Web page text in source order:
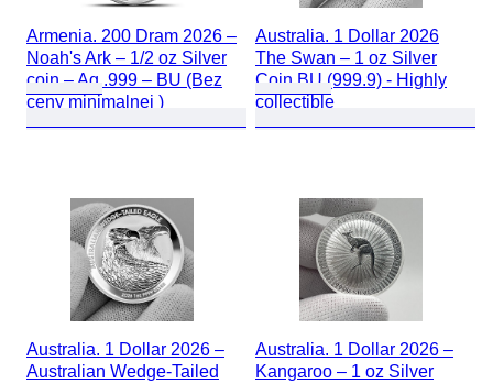
Armenia. 200 Dram 2026 –
Noah's Ark – 1/2 oz Silver
coin – Ag .999 – BU (Bez
ceny minimalnej )
Australia. 1 Dollar 2026
The Swan – 1 oz Silver
Coin BU (999.9) - Highly
collectible
Australia. 1 Dollar 2026 –
Australian Wedge-Tailed
Australia. 1 Dollar 2026 –
Kangaroo – 1 oz Silver